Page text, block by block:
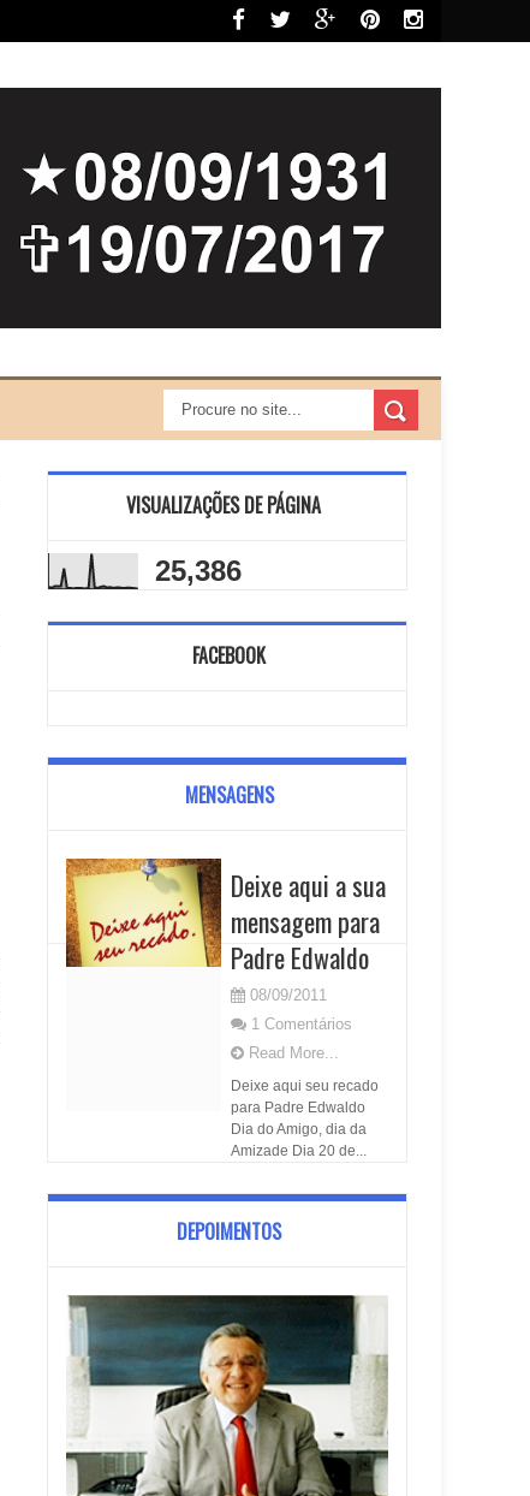
VISUALIZAÇÕES DE PÁGINA
25,386
FACEBOOK
MENSAGENS
Deixe aqui a sua
mensagem para
Padre Edwaldo
08/09/2011
1 Comentários
Read More...
Deixe aqui seu recado
para Padre Edwaldo
Dia do Amigo, dia da
Amizade Dia 20 de...
DEPOIMENTOS